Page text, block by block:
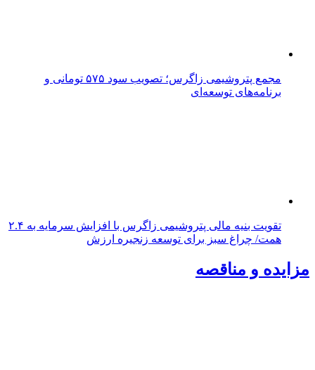
مجمع پتروشیمی زاگرس؛ تصویب سود ۵۷۵ تومانی و
برنامه‌های توسعه‌ای
تقویت بنیه مالی پتروشیمی زاگرس با افزایش سرمایه به ۲.۴
همت/ چراغ سبز برای توسعه زنجیره ارزش
مزایده و مناقصه